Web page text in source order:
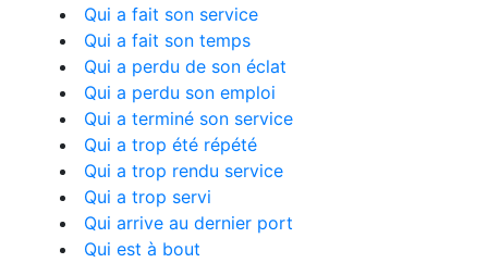
Qui a fait son service
Qui a fait son temps
Qui a perdu de son éclat
Qui a perdu son emploi
Qui a terminé son service
Qui a trop été répété
Qui a trop rendu service
Qui a trop servi
Qui arrive au dernier port
Qui est à bout